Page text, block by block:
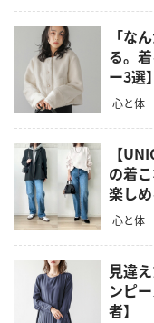
「な
る。
ー3選】
心と体
【
の着
楽しめ
心と体
見違
ンピ
者】